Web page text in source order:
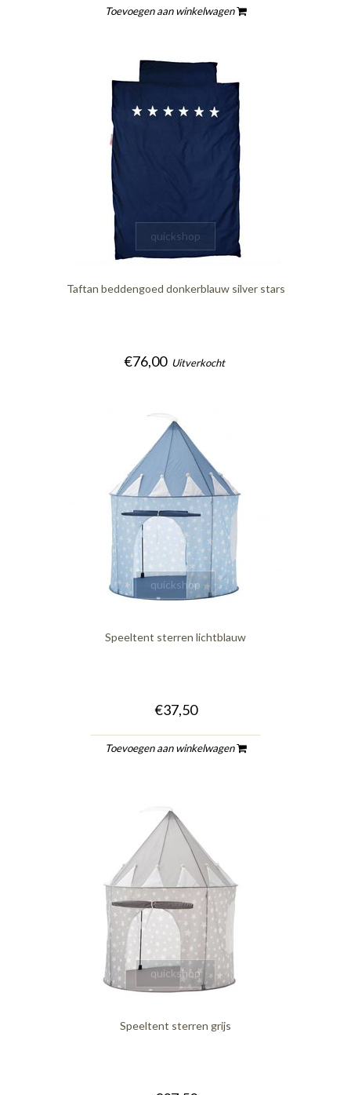
Toevoegen aan winkelwagen
quickshop
Taftan beddengoed donkerblauw silver stars
€76,00 Uitverkocht
quickshop
Speeltent sterren lichtblauw
€37,50
Toevoegen aan winkelwagen
quickshop
Speeltent sterren grijs